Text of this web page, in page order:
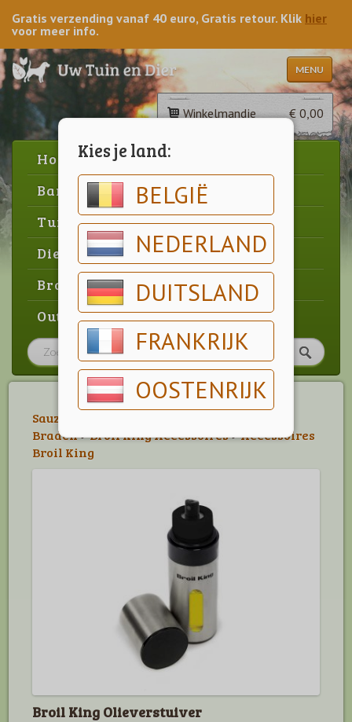
Kies je land:
BELGIË
NEDERLAND
DUITSLAND
FRANKRIJK
OOSTENRIJK
Gratis verzending vanaf 40 euro, Gratis retour. Klik hier
voor meer info.
MENU
Winkelmandje € 0,00
Home
Barbecue
Tuin
Dier
Brood & gebak
Outlet
Sauzen, Kruiden & Marinades
Braden>Broil King Accessoires>Accessoires
Broil King
Broil King Olieverstuiver